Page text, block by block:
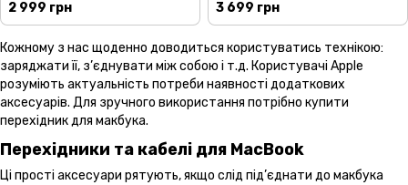
2 999 грн 3 699 грн
Кожному з нас щоденно доводиться користуватись технікою:
заряджати її, з’єднувати між собою і т.д. Користувачі Apple
розуміють актуальність потреби наявності додаткових
аксесуарів. Для зручного використання потрібно купити
перехідник для макбука.
Перехідники та кабелі для MacBook
Ці прості аксесуари рятують, якщо слід під’єднати до макбука